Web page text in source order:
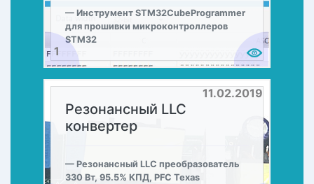
Инструмент STM32CubeProgrammer
для прошивки микроконтроллеров
STM32
1
Резонансный LLC
конвертер
Резонансный LLC преобразователь
330 Вт, 95.5% КПД, PFC Texas
11.02.2019